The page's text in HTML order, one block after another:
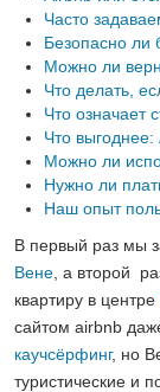
Часто
Безопасно ли
Можно ли
Что делать,
Что означает
Что
Можно ли
Нужно ли
Наш опыт
В первый раз мы
Вене , а второй
квартиру в центре
сайтом airbnb
каучсёрфинг, но
туристические и